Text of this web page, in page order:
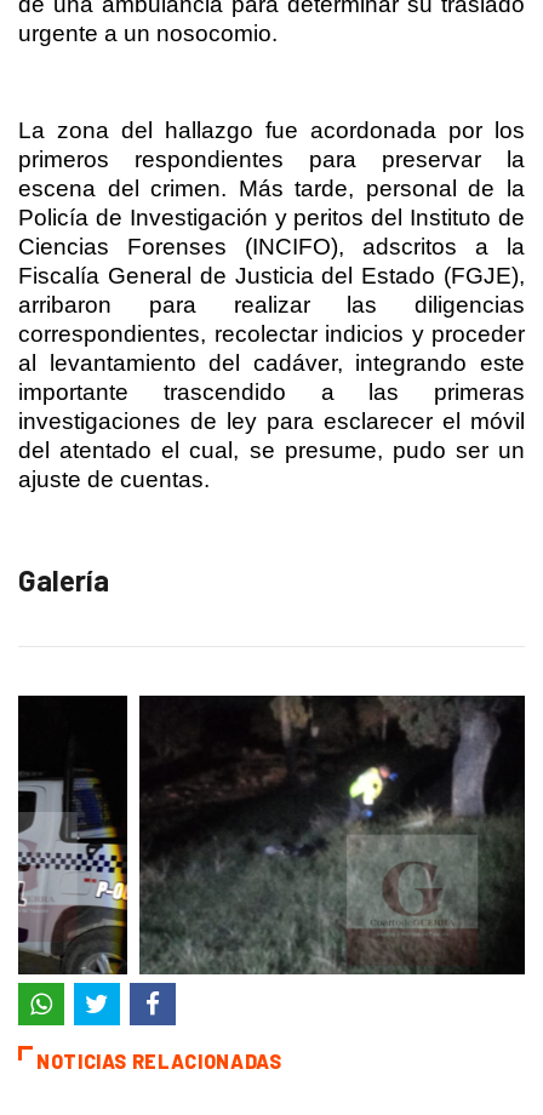
urgente a un nosocomio.
La zona del hallazgo fue acordonada por los
primeros respondientes para preservar la
escena del crimen. Más tarde, personal de la
Policía de Investigación y peritos del Instituto de
Ciencias Forenses (INCIFO), adscritos a la
Fiscalía General de Justicia del Estado (FGJE),
arribaron para realizar las diligencias
correspondientes, recolectar indicios y proceder
al levantamiento del cadáver, integrando este
importante trascendido a las primeras
investigaciones de ley para esclarecer el móvil
del atentado el cual, se presume, pudo ser un
ajuste de cuentas.
Galería
NOTICIAS RELACIONADAS